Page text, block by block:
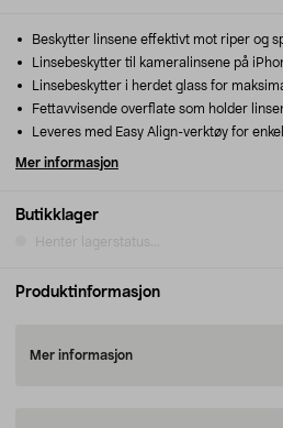
Butikklager
Henter lagerstatus...
Beskytter linsene effektivt mot riper og
Linsebeskytter til kameralinsene på
Linsebeskytter i herdet glass for
Fettavvisende overflate som holder
Leveres med Easy Align-verktøy for
Mer informasjon
Produktinformasjon
Mer informasjon